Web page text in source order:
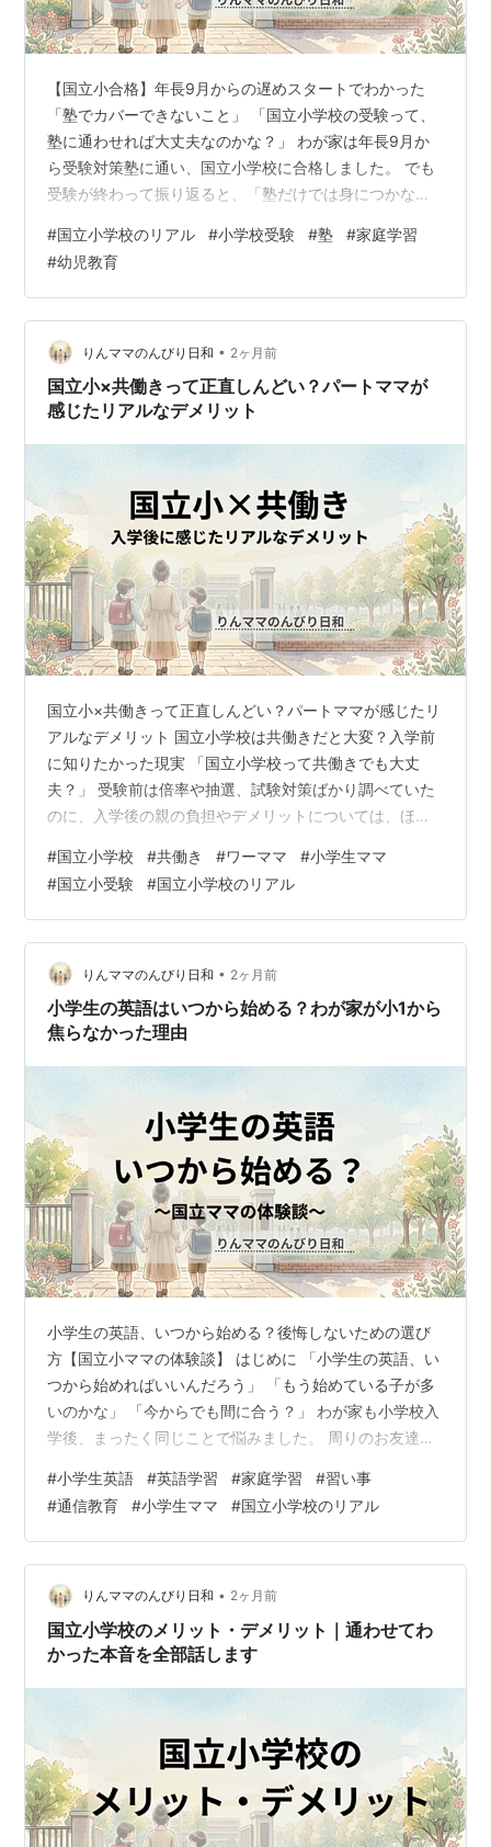
【国立小合格】年長9月からの遅めスタートでわかった
「塾でカバーできないこと」 「国立小学校の受験って、
塾に通わせれば大丈夫なのかな？」 わが家は年長9月か
ら受験対策塾に通い、国立小学校に合格しました。 でも
受験が終わって振り返ると、「塾だけでは身につかなか
考える力や話を聞く力、自分の言葉で伝える力。こうし
た土台になる部分は、家庭での関わりが大きかったよう
に思います。 今回は、遅めスタートだったわが家だから
こそ感じた『塾でカバーできないこと』を正直にお話し
します。 【国立小合格】年長9月からの遅めスタートで
わかった「塾でカバーできないこと」 は…
#国立小学校のリアル #小学校受験 #塾 #家庭学習
#幼児教育
りんママのんびり日和 • 2ヶ月前
国立小×共働きって正直しんどい？パートママが
感じたリアルなデメリット
国立小×共働きって正直しんどい？パートママが感じたリ
アルなデメリット 国立小学校は共働きだと大変？入学前
に知りたかった現実 「国立小学校って共働きでも大丈
夫？」 受験前は倍率や抽選、試験対策ばかり調べていた
のに、入学後の親の負担やデメリットについては、ほと
のリアルは、なかなか見えてこないんですよね。 うちは
パート勤務ですが、それでも低学年のころは「これ、ど
うやって回すんだろう」と感じる場面が何度もありまし
た。 今日は、国立小×共働きで実際に感じたデメリット
を本音でまとめます。 特に「国立小 共働きはしんどいの
か」という不安は、入学前に一番気に…
#国立小学校 #共働き #ワーママ #小学生ママ
#国立小受験 #国立小学校のリアル
りんママのんびり日和 • 2ヶ月前
小学生の英語はいつから始める？わが家が小1から
焦らなかった理由
小学生の英語、いつから始める？後悔しないための選び
方【国立小ママの体験談】 はじめに 「小学生の英語、い
つから始めればいいんだろう」 「もう始めている子が多
いのかな」 「今からでも間に合う？」 わが家も小学校入
学後、まったく同じことで悩みました。 周りのお友達が
ちはまだ何もしていない」と焦る気持ちが出てきまし
た。 国立小に通っていることもあり、クラスのお友達の
ご家庭は教育熱心な方が多めです。 「みんなどこかしら
英語をやっているのかな？」 そんなふうに感じて、つい
周りと比べてしまうこともありました。 国立小に通って
いることもあり、クラスのお友達の…
#小学生英語 #英語学習 #家庭学習 #習い事
#通信教育 #小学生ママ #国立小学校のリアル
りんママのんびり日和 • 2ヶ月前
国立小学校のメリット・デメリット｜通わせてわ
かった本音を全部話します